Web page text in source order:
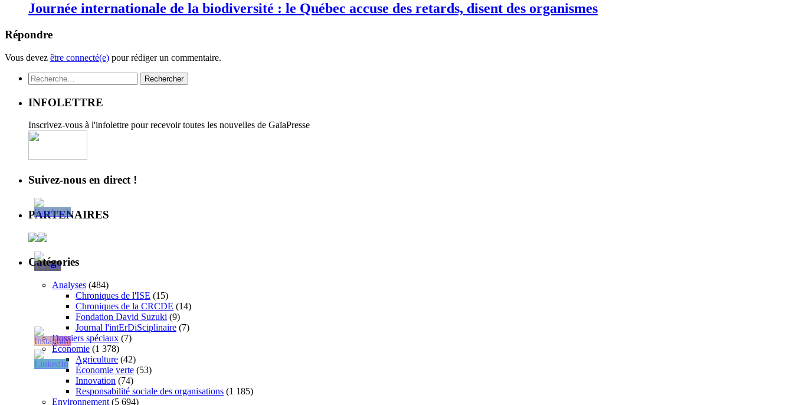
Journée internationale de la biodiversité : le Québec accuse des retards, disent des organismes
Répondre
Vous devez être connecté(e) pour rédiger un commentaire.
Rechercher :
INFOLETTRE
Inscrivez-vous à l'infolettre pour recevoir toutes les nouvelles de GaïaPresse
Suivez-nous en direct !
PARTENAIRES
Catégories
Analyses (484)
Chroniques de l'ISE (15)
Chroniques de la CRCDE (14)
Fondation David Suzuki (9)
Journal l'intErDiSciplinaire (7)
Dossiers spéciaux (7)
Économie (1 378)
Agriculture (42)
Économie verte (53)
Innovation (74)
Responsabilité sociale des organisations (1 185)
Environnement (5 694)